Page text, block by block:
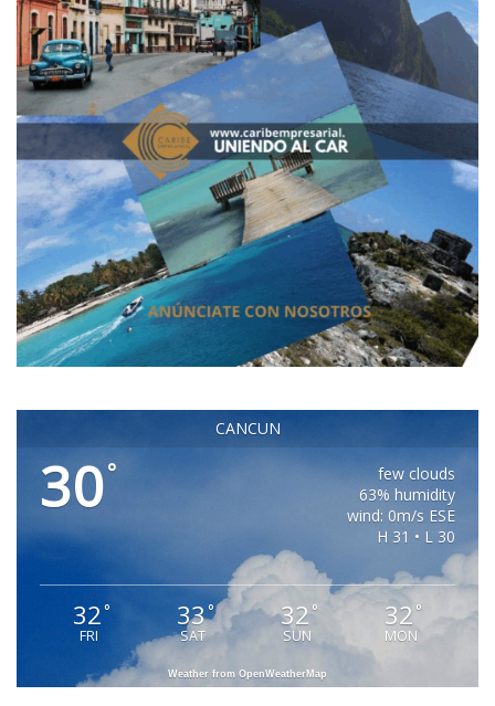
CANCUN
30°
few clouds
63% humidity
wind: 0m/s ESE
H 31 • L 30
32°
FRI
33°
SAT
32 °
SUN
32 °
MON
Weather from OpenWeatherMap